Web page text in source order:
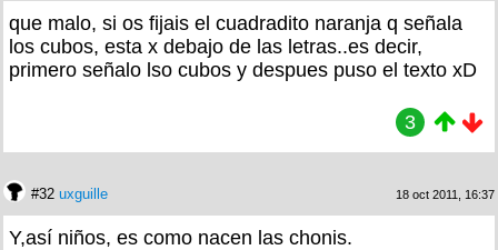
que malo, si os fijais el cuadradito naranja q señala
los cubos, esta x debajo de las letras..es decir,
primero señalo lso cubos y despues puso el texto xD
3
#32 uxguille 18 oct 2011, 16:37
Y,así niños, es como nacen las chonis.